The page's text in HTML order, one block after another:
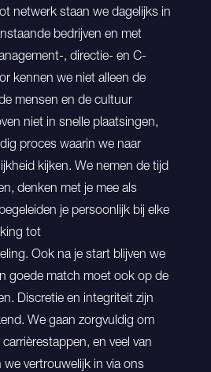
netwerk staan we dagelijks in
bedrijven en met
, directie- en C-
kennen we niet alleen de
mensen en de cultuur
niet in snelle plaatsingen,
proces waarin we naar
kijken. We nemen de tijd
denken met je mee als
je persoonlijk bij elke
tot
Ook na je start blijven we
goede match moet ook op de
Discretie en integriteit zijn
We gaan zorgvuldig om
en veel van
vertrouwelijk in via ons